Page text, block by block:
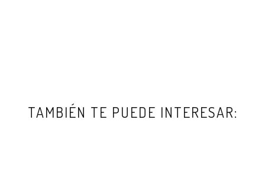
TAMBIÉN TE PUEDE INTERESAR: